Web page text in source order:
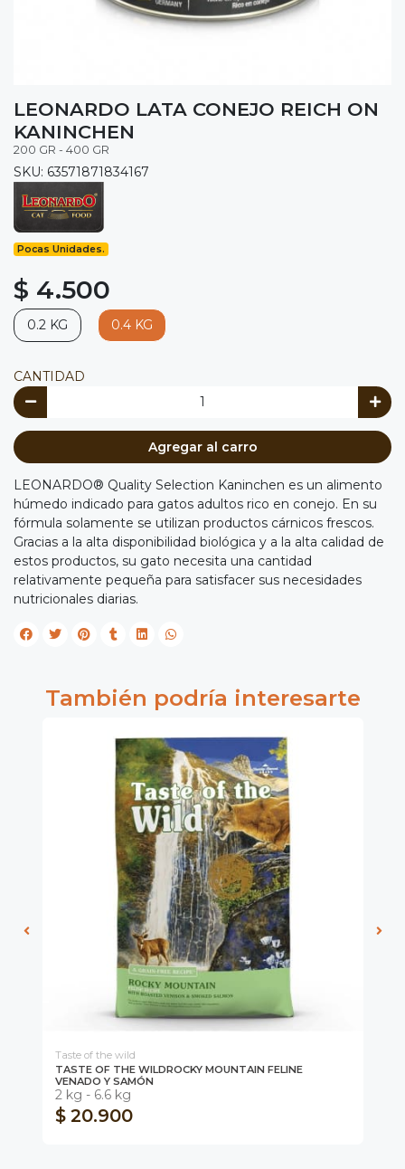
LEONARDO LATA CONEJO REICH ON
KANINCHEN
200 GR - 400 GR
SKU: 63571871834167
Pocas Unidades.
$ 4.500
0.2 KG 0.4 KG
CANTIDAD
Agregar al carro
LEONARDO® Quality Selection Kaninchen es un alimento
húmedo indicado para gatos adultos rico en conejo. En su
fórmula solamente se utilizan productos cárnicos frescos.
Gracias a la alta disponibilidad biológica y a la alta calidad de
estos productos, su gato necesita una cantidad
relativamente pequeña para satisfacer sus necesidades
nutricionales diarias.
También podría interesarte
Taste of the wild
TASTE OF THE WILDROCKY MOUNTAIN FELINE
VENADO Y SAMÓN
2 kg - 6.6 kg
$ 20.900